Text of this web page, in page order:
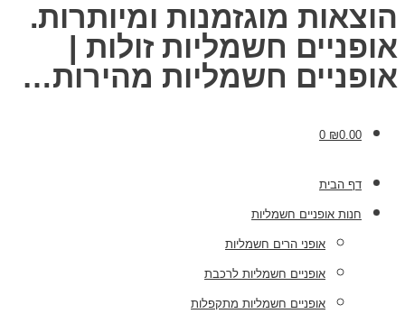
הוצאות מוגזמנות ומיותרות.
אופניים חשמליות זולות |
אופניים חשמליות מהירות…
₪0.00
0
דף הבית
חנות אופניים חשמליות
אופני הרים חשמליות
אופניים חשמליות לרכבת
אופניים חשמליות מתקפלות